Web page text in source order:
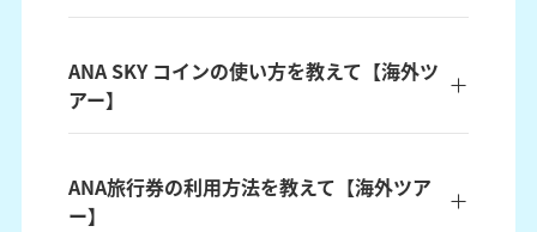
ANA SKY コインの使い方を教えて【海外ツ
アー】
ANA旅行券の利用方法を教えて【海外ツア
ー】